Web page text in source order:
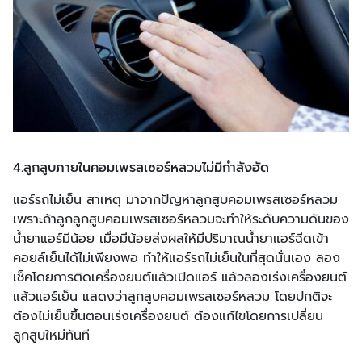
4.ลูกสูบภายในคอมเพรสเซอร์หลวมไม่มีกำลังอัด
แอร์รถไม่เย็น สาเหตุ มาจากปัญหาลูกสูบคอมเพรสเซอร์หลวม
เพราะถ้าลูกลูกสูบคอมเพรสเซอร์หลวมจะทำให้ระดับความดันของ
น้ำยาแอร์มีน้อย เมื่อมีน้อยส่งผลให้มีปริมาณน้ำยาแอร์ฉีดเข้า
คอยล์เย็นได้ไม่เพียงพอ ทำให้แอร์รถไม่เย็นในที่สุดนั่นเอง ลอง
เช็คโดยการติดเครื่องยนต์แล้วเปิดแอร์ แล้วลองเร่งเครื่องยนต์
แล้วแอร์เย็น แสดงว่าลูกสูบคอมเพรสเซอร์หลวม โดยปกติจะ
ต้องไม่เย็นขึ้นตอนเร่งเครื่องยนต์ ต้องแก้ไขโดยการเปลี่ยน
ลูกสูบใหม่ทันที